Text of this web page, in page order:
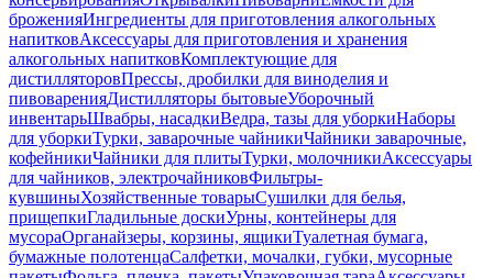
броженияИнгредиенты для приготовления алкогольных
напитковАксессуары для приготовления и хранения
алкогольных напитковКомплектующие для
дистилляторовПрессы, дробилки для виноделия и
пивоваренияДистилляторы бытовыеУборочный
инвентарьШвабры, насадкиВедра, тазы для уборкиНаборы
для уборкиТурки, заварочные чайникиЧайники заварочные,
кофейникиЧайники для плитыТурки, молочникиАксессуары
для чайников, электрочайниковФильтры-
кувшиныХозяйственные товарыСушилки для белья,
прищепкиГладильные доскиУрны, контейнеры для
мусораОрганайзеры, корзины, ящикиТуалетная бумага,
бумажные полотенцаСалфетки, мочалки, губки, мусорные